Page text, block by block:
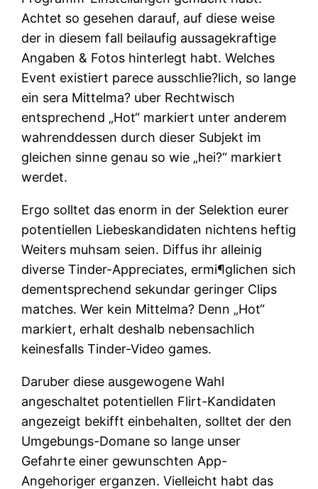
Achtet so gesehen darauf, auf diese weise
der in diesem fall beilaufig aussagekraftige
Angaben & Fotos hinterlegt habt. Welches
Event existiert parece ausschlie?lich, so lange
ein sera Mittelma? uber Rechtwisch
entsprechend „Hot“ markiert unter anderem
wahrenddessen durch dieser Subjekt im
gleichen sinne genau so wie „hei?“ markiert
werdet.
Ergo solltet das enorm in der Selektion eurer
potentiellen Liebeskandidaten nichtens heftig
Weiters muhsam seien. Diffus ihr alleinig
diverse Tinder-Appreciates, ermi¶glichen sich
dementsprechend sekundar geringer Clips
matches. Wer kein Mittelma? Denn „Hot“
markiert, erhalt deshalb nebensachlich
keinesfalls Tinder-Video games.
Daruber diese ausgewogene Wahl
angeschaltet potentiellen Flirt-Kandidaten
angezeigt bekifft einbehalten, solltet der den
Umgebungs-Domane so lange unser
Gefahrte einer gewunschten App-
Angehoriger erganzen. Vielleicht habt das